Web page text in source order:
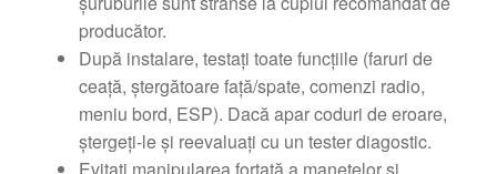
producător.
După instalare, testaţi toate funcţiile (faruri de
ceaţă, ştergătoare faţă/spate, comenzi radio,
meniu bord, ESP). Dacă apar coduri de eroare,
ştergeţi-le şi reevaluaţi cu un tester diagostic.
Evitaţi manipularea forţată a manetelor şi